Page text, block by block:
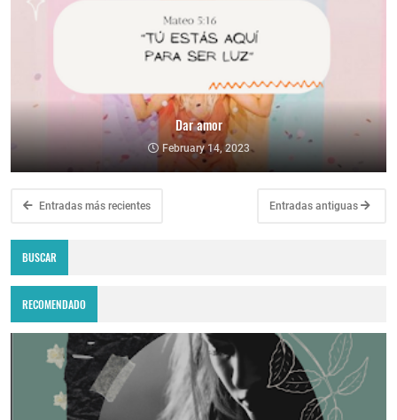
Dar amor
February 14, 2023
Entradas más recientes Entradas antiguas
BUSCAR
RECOMENDADO